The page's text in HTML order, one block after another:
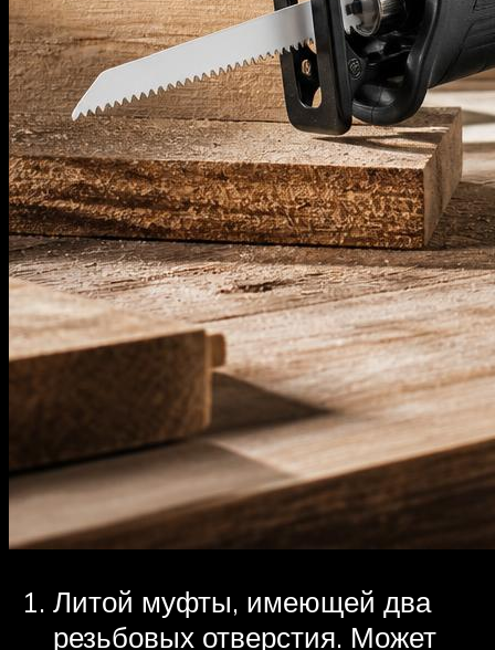
Литой муфты, имеющей два
резьбовых отверстия. Может